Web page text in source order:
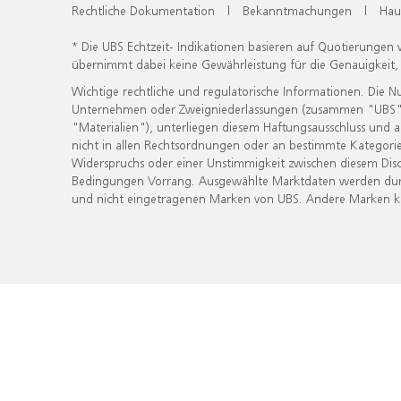
Rechtliche Dokumentation | Bekanntmachungen |
* Die UBS Echtzeit- Indikationen basieren auf
übernimmt dabei keine Gewährleistung für die
Wichtige rechtliche und regulatorische Informationen. Die
Unternehmen oder Zweigniederlassungen (zusammen
"Materialien"), unterliegen diesem Haftungsausschluss
nicht in allen Rechtsordnungen oder an bestimmte
Widerspruchs oder einer Unstimmigkeit zwischen diesem
Bedingungen Vorrang. Ausgewählte Marktdaten werden
und nicht eingetragenen Marken von UBS. Andere Marken